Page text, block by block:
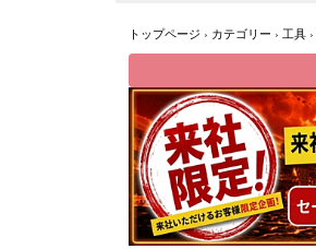
トップページ › カテゴリー › 工具 ›